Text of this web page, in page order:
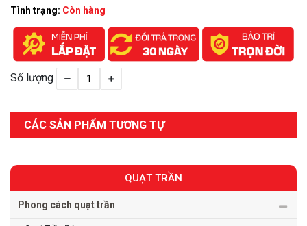
Tình trạng: Còn hàng
Số lượng
CÁC SẢN PHẨM TƯƠNG TỰ
QUẠT TRẦN
Phong cách quạt trần